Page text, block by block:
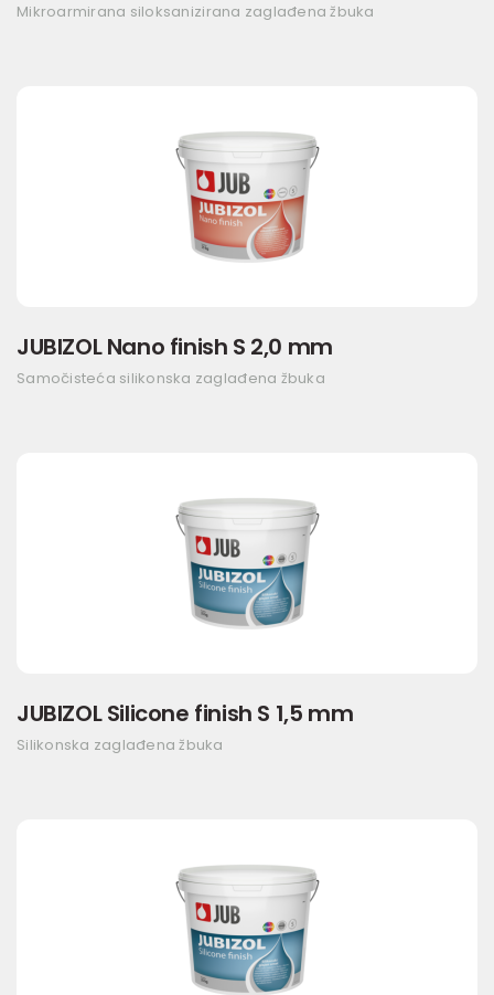
Mikroarmirana siloksanizirana zaglađena žbuka
JUBIZOL Nano finish S 2,0 mm
Samočisteća silikonska zaglađena žbuka
JUBIZOL Silicone finish S 1,5 mm
Silikonska zaglađena žbuka